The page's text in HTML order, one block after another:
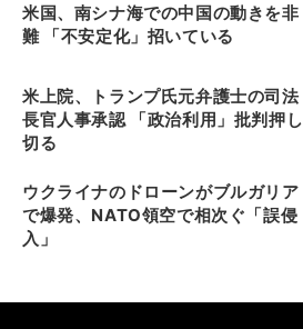
米国、南シナ海での中国の動きを非
難 「不安定化」招いている
米上院、トランプ氏元弁護士の司法
長官人事承認 「政治利用」批判押し
切る
ウクライナのドローンがブルガリア
で爆発、NATO領空で相次ぐ「誤侵
入」